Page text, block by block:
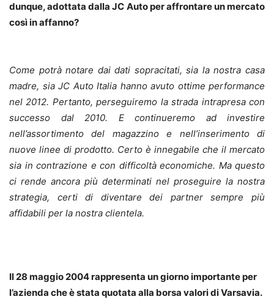
dunque, adottata dalla JC Auto per affrontare un mercato
così in affanno?
Come potrà notare dai dati sopracitati, sia la nostra casa
madre, sia JC Auto Italia hanno avuto ottime performance
nel 2012. Pertanto, perseguiremo la strada intrapresa con
successo dal 2010. E continueremo ad investire
nell’assortimento del magazzino e nell’inserimento di
nuove linee di prodotto. Certo è innegabile che il mercato
sia in contrazione e con difficoltà economiche. Ma questo
ci rende ancora più determinati nel proseguire la nostra
strategia, certi di diventare dei partner sempre più
affidabili per la nostra clientela.
Il 28 maggio 2004 rappresenta un giorno importante per
l’azienda che è stata quotata alla borsa valori di Varsavia.